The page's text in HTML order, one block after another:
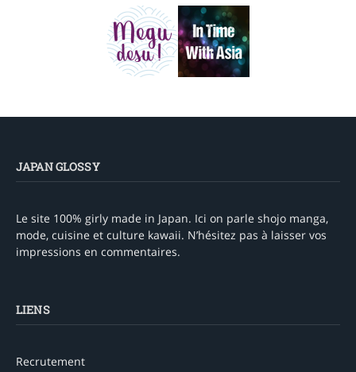
JAPAN GLOSSY
Le site 100% girly made in Japan. Ici on parle shojo manga,
mode, cuisine et culture kawaii. N’hésitez pas à laisser vos
impressions en commentaires.
LIENS
Recrutement